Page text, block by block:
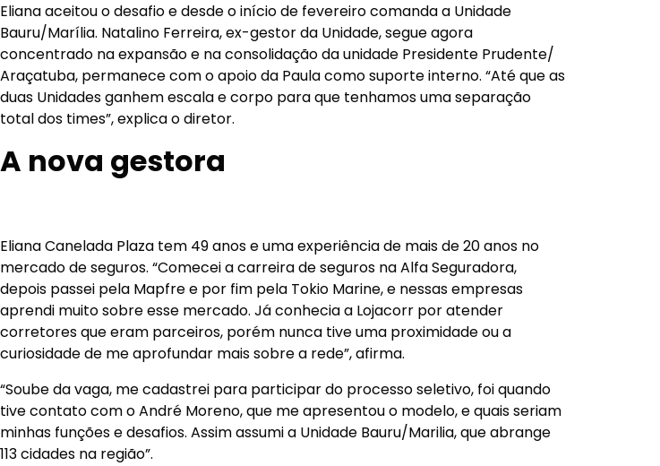
Eliana aceitou o desafio e desde o início de fevereiro comanda a Unidade
Bauru/Marília. Natalino Ferreira, ex-gestor da Unidade, segue agora
concentrado na expansão e na consolidação da unidade Presidente Prudente/
Araçatuba, permanece com o apoio da Paula como suporte interno. “Até que as
duas Unidades ganhem escala e corpo para que tenhamos uma separação
total dos times”, explica o diretor.
A nova gestora
Eliana Canelada Plaza tem 49 anos e uma experiência de mais de 20 anos no
mercado de seguros. “Comecei a carreira de seguros na Alfa Seguradora,
depois passei pela Mapfre e por fim pela Tokio Marine, e nessas empresas
aprendi muito sobre esse mercado. Já conhecia a Lojacorr por atender
corretores que eram parceiros, porém nunca tive uma proximidade ou a
curiosidade de me aprofundar mais sobre a rede”, afirma.
“Soube da vaga, me cadastrei para participar do processo seletivo, foi quando
tive contato com o André Moreno, que me apresentou o modelo, e quais seriam
minhas funções e desafios. Assim assumi a Unidade Bauru/Marilia, que abrange
113 cidades na região”.